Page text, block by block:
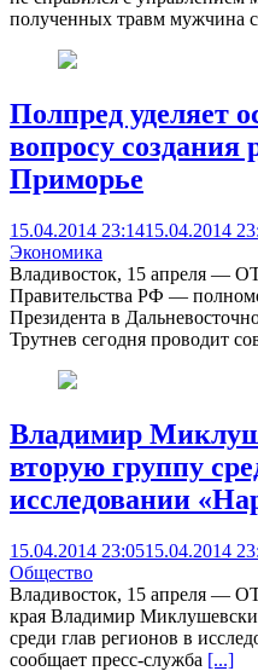
полученных травм мужчина
Полпред уделяет
вопросу создания
Приморье
15.04.2014 23:1415.04.2014
Экономика
Владивосток, 15 апреля —
Правительства РФ —
Президента в
Трутнев сегодня проводит
Владимир
вторую группу
исследовании
15.04.2014 23:0515.04.2014
Общество
Владивосток, 15 апреля —
края Владимир
среди глав регионов в
сообщает пресс-служба [...]